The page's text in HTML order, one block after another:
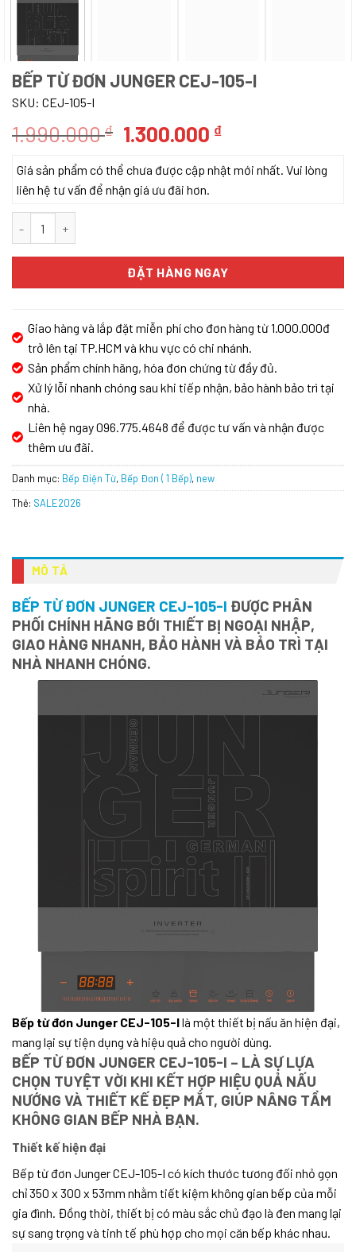
BẾP TỪ ĐƠN JUNGER CEJ-105-I
SKU: CEJ-105-I
1.990.000₫ Giá
là:
1.990.000 ₫.
1.300.000 ₫Giá
tại
Giá sản phẩm có thể chưa được cập nhật mới nhất. Vui lòng
liên hệ tư vấn để nhận giá ưu đãi hơn.
ĐẶT HÀNG NGAY
Giao hàng và lắp đặt miễn phí cho đơn hàng từ 1.000.000đ
trở lên tại TP.HCM và khu vực có chi nhánh.
Sản phẩm chính hãng, hóa đơn chứng từ đầy đủ.
Xử lý lỗi nhanh chóng sau khi tiếp nhận, bảo hành bảo trì tại
nhà.
Liên hệ ngay 096.775.4648 để được tư vấn và nhận được
thêm ưu đãi.
Danh mục: Bếp Điện Từ, Bếp Đơn ( 1 Bếp), new
Thẻ: SALE2026
MÔ TẢ
BẾP TỪ ĐƠN JUNGER CEJ-105-I ĐƯỢC PHÂN
PHỐI CHÍNH HÃNG BỚI THIẾT BỊ NGOẠI NHẬP,
GIAO HÀNG NHANH, BẢO HÀNH VÀ BẢO TRÌ TẠI
NHÀ NHANH CHÓNG.
Bếp từ đơn Junger CEJ-105-Ilà một thiết bị nấu ăn hiện đại,
mang lại sự tiện dụng và hiệu quả cho người dùng.
BẾP TỪ ĐƠN JUNGER CEJ-105-I – LÀ SỰ LỰA
CHỌN TUYỆT VỜI KHI KẾT HỢP HIỆU QUẢ NẤU
NƯỚNG VÀ THIẾT KẾ ĐẸP MẮT, GIÚP NÂNG TẦM
KHÔNG GIAN BẾP NHÀ BẠN.
Thiết kế hiện đại
Bếp từ đơn Junger CEJ-105-I có kích thước tương đối nhỏ gọn
chỉ 350 x 300 x 53mm nhằm tiết kiệm không gian bếp của mỗi
gia đình. Đồng thời, thiết bị có màu sắc chủ đạo là đen mang lại
sự sang trọng và tinh tế phù hợp cho mọi căn bếp khác nhau.